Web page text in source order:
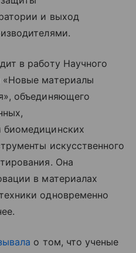
и выход
в работу Научного
«Новые материалы
объединяющего
биомедицинских
искусственного
Она
в материалах
одновременно
о том, что ученые